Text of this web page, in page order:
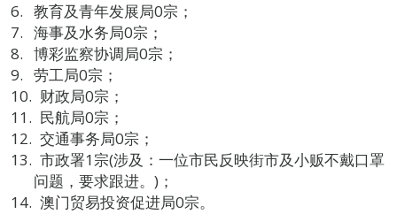
教育及青年发展局0宗；
海事及水务局0宗；
博彩监察协调局0宗；
劳工局0宗；
财政局0宗；
民航局0宗；
交通事务局0宗；
市政署1宗(涉及：一位市民反映街市及小贩不戴口罩
问题，要求跟进。)；
澳门贸易投资促进局0宗。